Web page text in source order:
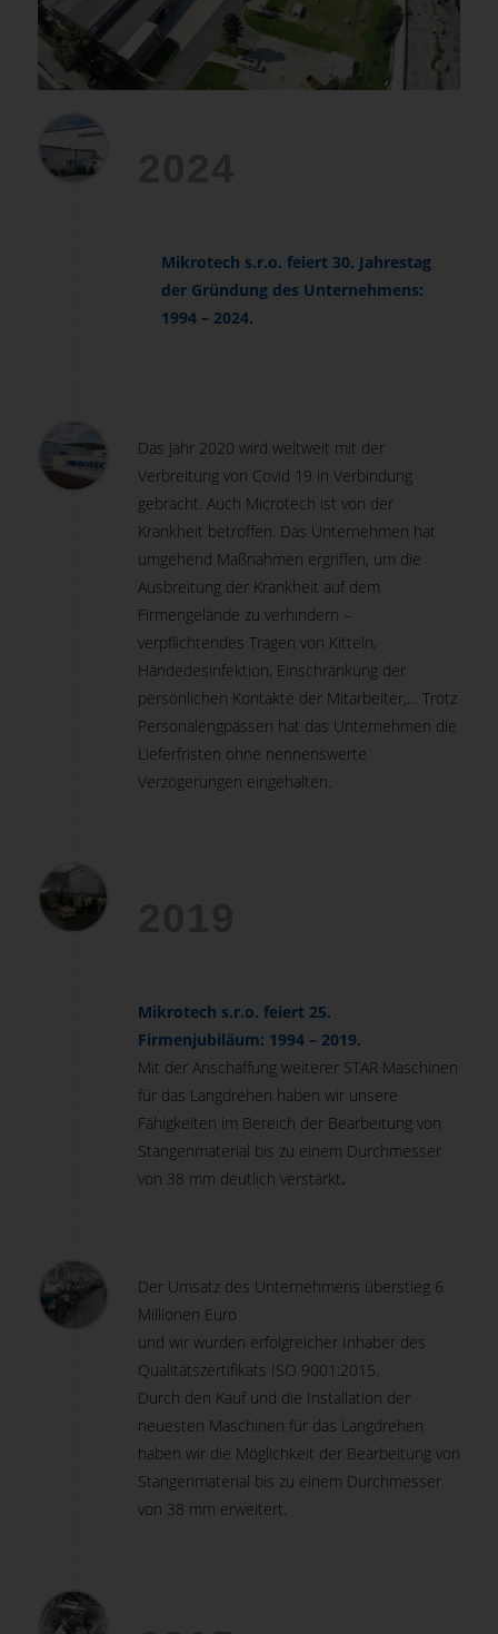
Mikrotech s.r.o. feiert 30. Jahrestag
der Gründung des Unternehmens:
1994 – 2024.
Das Jahr 2020 wird weltweit mit der
Verbreitung von Covid 19 in Verbindung
gebracht. Auch Microtech ist von der
Krankheit betroffen. Das Unternehmen hat
umgehend Maßnahmen ergriffen, um die
Ausbreitung der Krankheit auf dem
Firmengelände zu verhindern –
verpflichtendes Tragen von Kitteln,
Händedesinfektion, Einschränkung der
persönlichen Kontakte der Mitarbeiter,… Trotz
Personalengpässen hat das Unternehmen die
Lieferfristen ohne nennenswerte
Verzögerungen eingehalten.
Mikrotech s.r.o. feiert 25.
Firmenjubiläum: 1994 – 2019.
Mit der Anschaffung weiterer STAR Maschinen
für das Langdrehen haben wir unsere
Fähigkeiten im Bereich der Bearbeitung von
Stangenmaterial bis zu einem Durchmesser
von 38 mm deutlich verstärkt.
Der Umsatz des Unternehmens überstieg 6
Millionen Euro
und wir wurden erfolgreicher Inhaber des
Qualitätszertifikats ISO 9001:2015.
Durch den Kauf und die Installation der
neuesten Maschinen für das Langdrehen
haben wir die Möglichkeit der Bearbeitung von
Stangenmaterial bis zu einem Durchmesser
von 38 mm erweitert.